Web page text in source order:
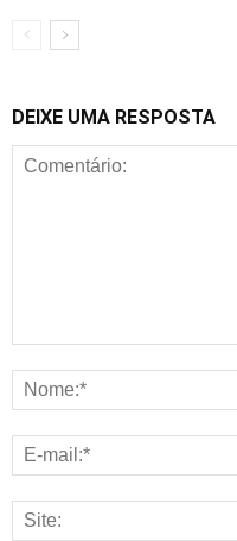
DEIXE UMA RESPOSTA